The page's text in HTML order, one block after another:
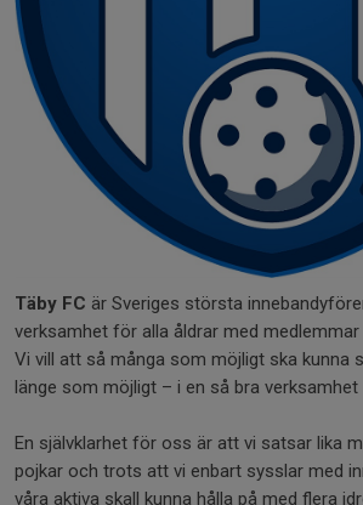
Täby FC är Sveriges största
verksamhet för alla åldrar med medlemmar
Vi vill att så många som möjligt ska kunna
länge som möjligt – i en så bra
En självklarhet för oss är att vi satsar lika
pojkar och trots att vi enbart sysslar med
våra aktiva skall kunna hålla på med flera